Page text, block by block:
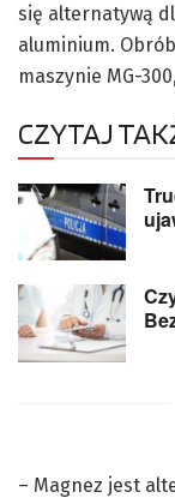
się alternatywą
aluminium.
maszynie MG-
CZYTAJ
– Magnez jest